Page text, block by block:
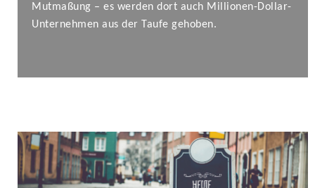
Mutmaßung – es werden dort auch Millionen-Dollar-
Unternehmen aus der Taufe gehoben.